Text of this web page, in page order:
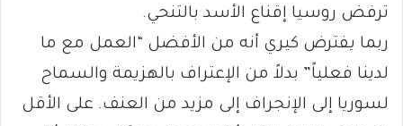
ترفض روسيا إقناع الأسد بالتنحي.
ربما يفترض كيري أنه من الأفضل “العمل مع ما
لدينا فعلياً” بدلاً من الإعتراف بالهزيمة والسماح
لسوريا إلى الإنجراف إلى مزيد من العنف. على الأقل